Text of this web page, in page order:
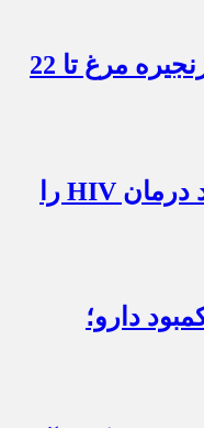
اثر شوک‌های اقتصادی در زنجیره مرغ تا 22
قرص آزمایشی که می‌تواند درمان HIV را
دارو؛